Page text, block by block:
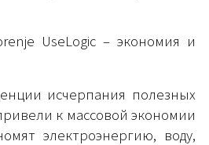
исчерпания полезных
к массовой экономии
электроэнергию, воду,